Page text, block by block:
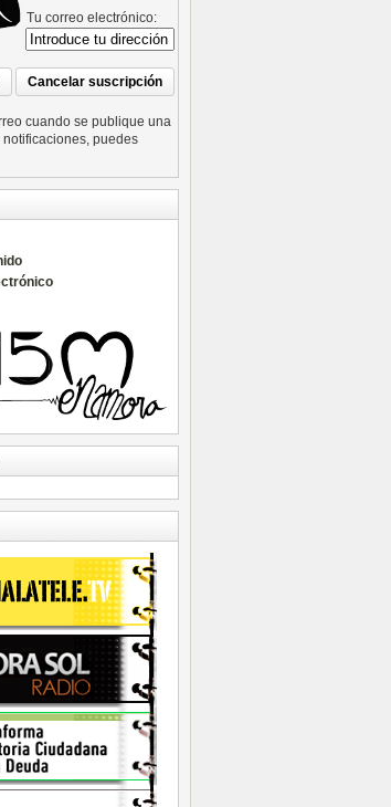
Tu correo electrónico:
cuando se publique una
puedes